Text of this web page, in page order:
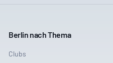
Berlin nach Thema
Clubs